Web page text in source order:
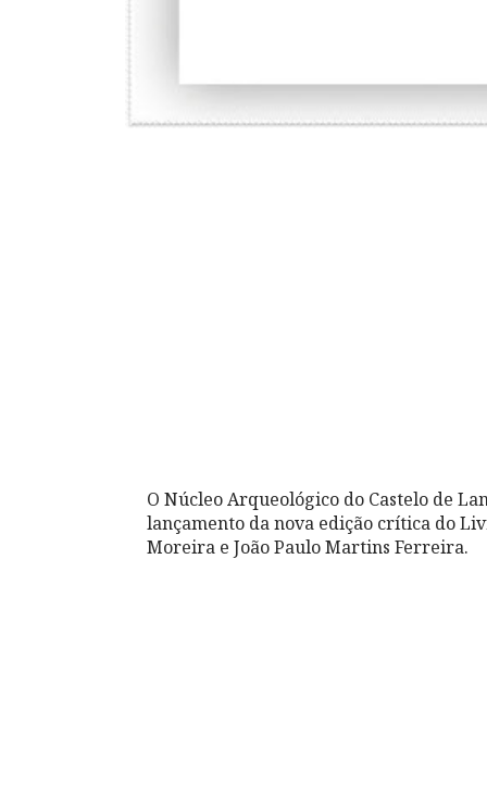
O Núcleo Arqueológico do Castelo de
lançamento da nova edição crítica do
Moreira e João Paulo Martins Ferreira.